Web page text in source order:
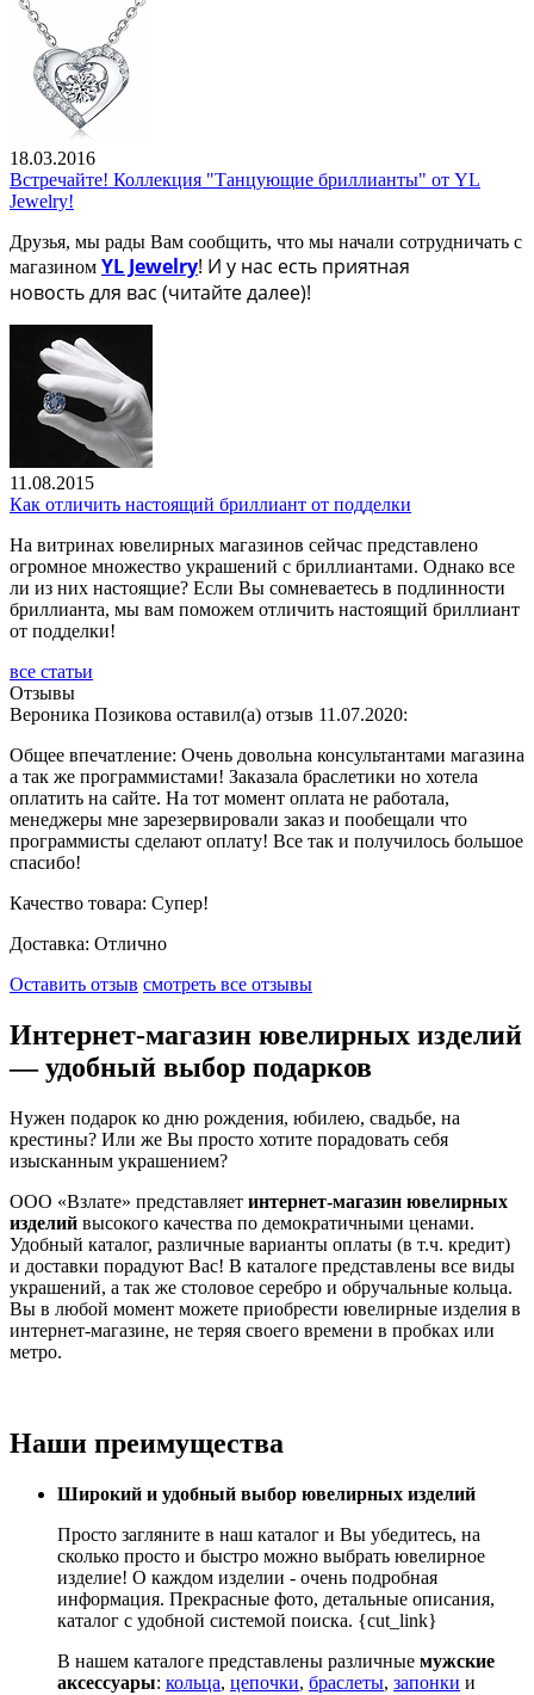
18.03.2016
Встречайте! Коллекция "Танцующие бриллианты" от YL
Jewelry!
Друзья, мы рады Вам сообщить, что мы начали сотрудничать с
магазином YL Jewelry! И у нас есть приятная
новость для вас (читайте далее)!
11.08.2015
Как отличить настоящий бриллиант от подделки
На витринах ювелирных магазинов сейчас представлено
огромное множество украшений с бриллиантами. Однако все
ли из них настоящие? Если Вы сомневаетесь в подлинности
бриллианта, мы вам поможем отличить настоящий бриллиант
от подделки!
все статьи
Отзывы
Вероника Позикова оставил(а) отзыв 11.07.2020:
Общее впечатление: Очень довольна консультантами магазина
а так же программистами! Заказала браслетики но хотела
оплатить на сайте. На тот момент оплата не работала,
менеджеры мне зарезервировали заказ и пообещали что
программисты сделают оплату! Все так и получилось большое
спасибо!
Качество товара: Супер!
Доставка: Отлично
Оставить отзыв cмотреть все отзывы
Интернет-магазин ювелирных изделий
— удобный выбор подарков
Нужен подарок ко дню рождения, юбилею, свадьбе, на
крестины? Или же Вы просто хотите порадовать себя
изысканным украшением?
ООО «Взлате» представляет интернет-магазин ювелирных
изделий высокого качества по демократичными ценами.
Удобный каталог, различные варианты оплаты (в т.ч. кредит)
и доставки порадуют Вас! В каталоге представлены все виды
украшений, а так же столовое серебро и обручальные кольца.
Вы в любой момент можете приобрести ювелирные изделия в
интернет-магазине, не теряя своего времени в пробках или
метро.
Наши преимущества
Широкий и удобный выбор ювелирных изделий
Просто загляните в наш каталог и Вы убедитесь, на
сколько просто и быстро можно выбрать ювелирное
изделие! О каждом изделии - очень подробная
информация. Прекрасные фото, детальные описания,
каталог с удобной системой поиска. {cut_link}
В нашем каталоге представлены различные мужские
аксессуары: кольца, цепочки, браслеты, запонки и